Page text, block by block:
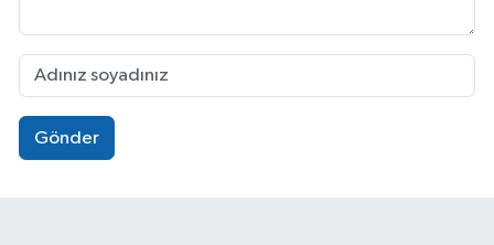
Gönder